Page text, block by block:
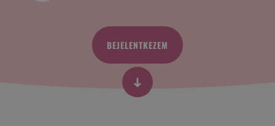
BEJELENTKEZEM